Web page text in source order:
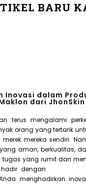
BARU
Inovasi dalam
dari JhonSkin
terus mengalami
orang yang tertarik
mereka sendiri.
aman, berkualitas,
tugas yang rumit dan
hadir dengan
menghadirkan